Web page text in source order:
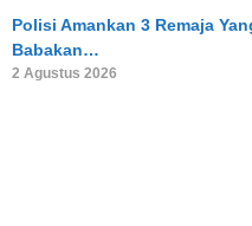
Polisi Amankan 3 Remaja
Babakan…
2 Agustus 2026